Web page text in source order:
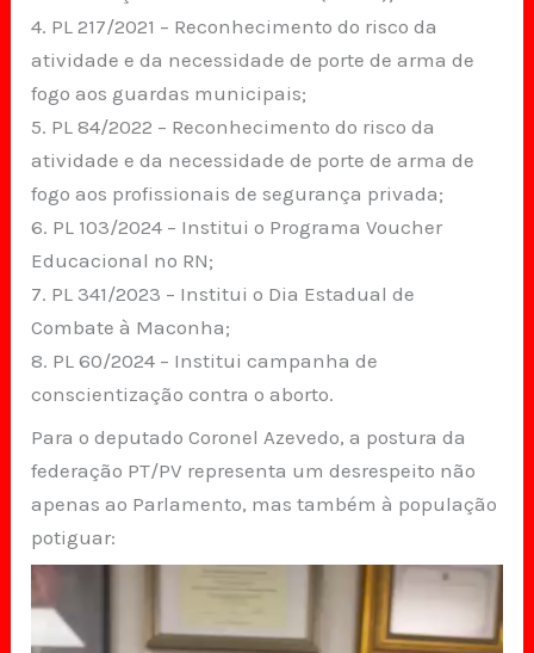
4. PL 217/2021 – Reconhecimento do risco da
atividade e da necessidade de porte de arma de
fogo aos guardas municipais;
5. PL 84/2022 – Reconhecimento do risco da
atividade e da necessidade de porte de arma de
fogo aos profissionais de segurança privada;
6. PL 103/2024 – Institui o Programa Voucher
Educacional no RN;
7. PL 341/2023 – Institui o Dia Estadual de
Combate à Maconha;
8. PL 60/2024 – Institui campanha de
conscientização contra o aborto.
Para o deputado Coronel Azevedo, a postura da
federação PT/PV representa um desrespeito não
apenas ao Parlamento, mas também à população
potiguar: